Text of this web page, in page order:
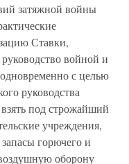
затяжной войны
Ставки,
войной и
с целью
руководства
под строжайший
учреждения,
горючего и
оборону